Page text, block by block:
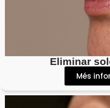
Eliminar
Més